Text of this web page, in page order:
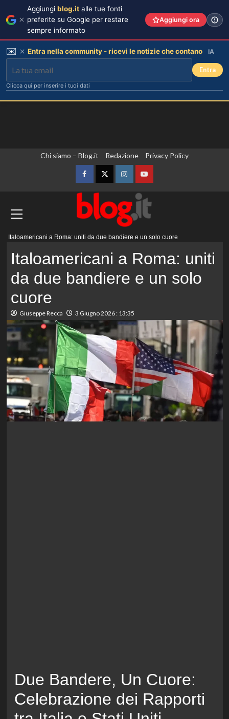
Chi siamo – Blog.it Redazione Privacy Policy
FacebookTwitterInstagramYouTube
Italoamericani a Roma: uniti da due bandiere e un solo cuore
Italoamericani a Roma: uniti
da due bandiere e un solo
cuore
Giuseppe Recca 3 Giugno 2026 : 13:35
Due Bandere, Un Cuore:
Celebrazione dei Rapporti
Aggiungi blog.it alle tue fonti
preferite su Google per restare
sempre informato
Aggiungi ora
✉️ Entra nella community - ricevi le notizie che contano IA
Entra
Clicca qui per inserire i tuoi dati